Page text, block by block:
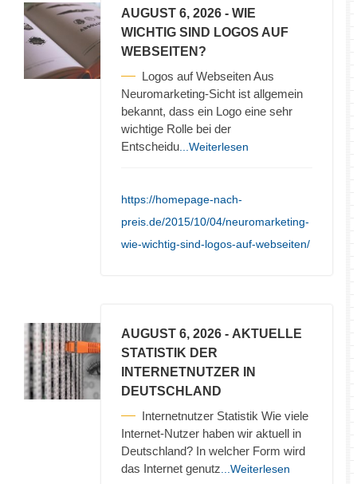
AUGUST 6, 2026 - WIE
WICHTIG SIND LOGOS AUF
WEBSEITEN?
Logos auf Webseiten Aus
Neuromarketing-Sicht ist allgemein
bekannt, dass ein Logo eine sehr
wichtige Rolle bei der
Entscheidu ...Weiterlesen
https://homepage-nach-
preis.de/2015/10/04/neuromarketing-
wie-wichtig-sind-logos-auf-webseiten/
AUGUST 6, 2026 - AKTUELLE
STATISTIK DER
INTERNETNUTZER IN
DEUTSCHLAND
Internetnutzer Statistik Wie viele
Internet-Nutzer haben wir aktuell in
Deutschland? In welcher Form wird
das Internet genutz ...Weiterlesen